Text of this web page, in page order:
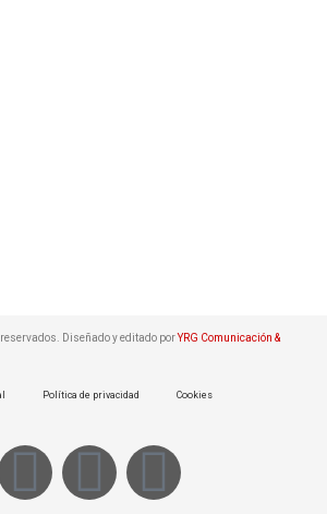
Diseñado y editado porYRG Comunicación &
Política de privacidad Cookies